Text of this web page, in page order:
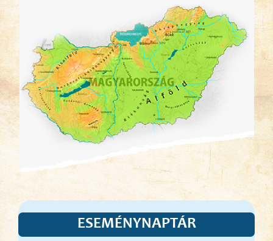
ESEMÉNYNAPTÁR